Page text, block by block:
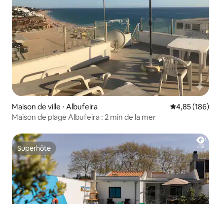
Maison de ville ⋅ Albufeira Évaluation
4,85 (186)
Maison de plage Albufeira : 2 min de la mer
Superhôte
Superhôte